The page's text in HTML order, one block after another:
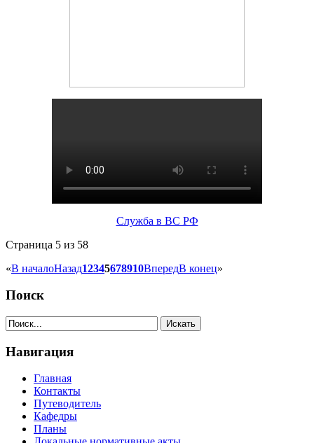
Служба в ВС РФ
Страница 5 из 58
«В началоНазад12345678910ВпередВ конец»
Поиск
Навигация
Главная
Контакты
Путеводитель
Кафедры
Планы